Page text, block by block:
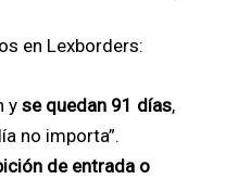
en Lexborders:
yse quedan 91 días,
no importa”.
de entrada o